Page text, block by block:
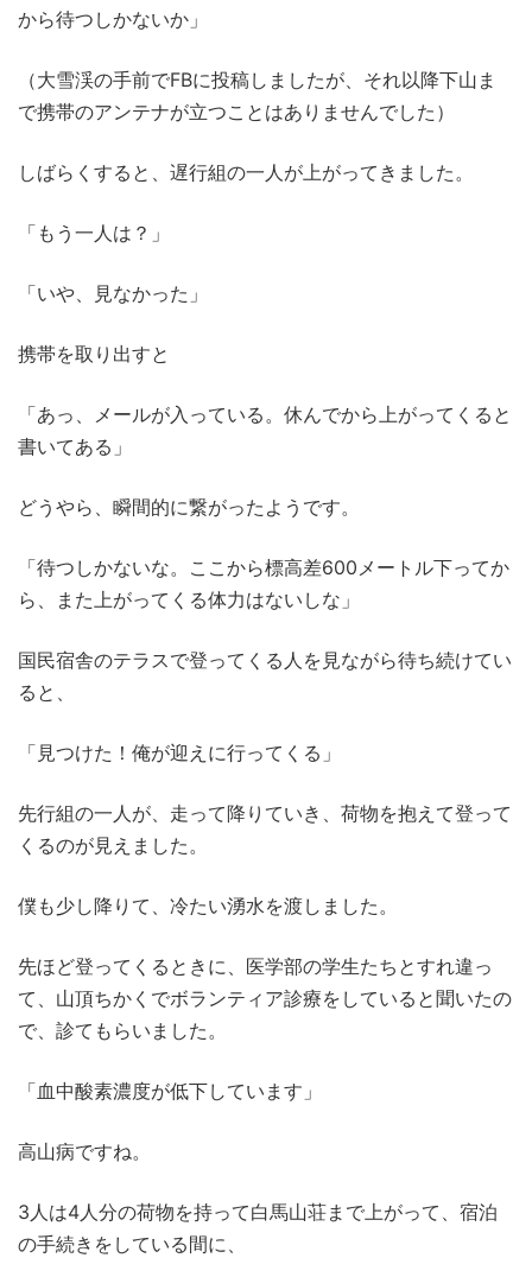
から待つしかないか」
（大雪渓の手前でFBに投稿しましたが、それ以降下山ま
で携帯のアンテナが立つことはありませんでした）
しばらくすると、遅行組の一人が上がってきました。
「もう一人は？」
「いや、見なかった」
携帯を取り出すと
「あっ、メールが入っている。休んでから上がってくると
書いてある」
どうやら、瞬間的に繋がったようです。
「待つしかないな。ここから標高差600メートル下ってか
ら、また上がってくる体力はないしな」
国民宿舎のテラスで登ってくる人を見ながら待ち続けてい
ると、
「見つけた！俺が迎えに行ってくる」
先行組の一人が、走って降りていき、荷物を抱えて登って
くるのが見えました。
僕も少し降りて、冷たい湧水を渡しました。
先ほど登ってくるときに、医学部の学生たちとすれ違っ
て、山頂ちかくでボランティア診療をしていると聞いたの
で、診てもらいました。
「血中酸素濃度が低下しています」
高山病ですね。
3人は4人分の荷物を持って白馬山荘まで上がって、宿泊
の手続きをしている間に、